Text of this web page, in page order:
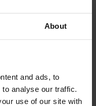
About
and ads, to
analyse our traffic.
use of our site with
linnen franje
%